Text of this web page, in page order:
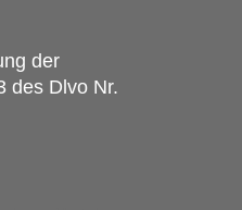
der
des Dlvo Nr.